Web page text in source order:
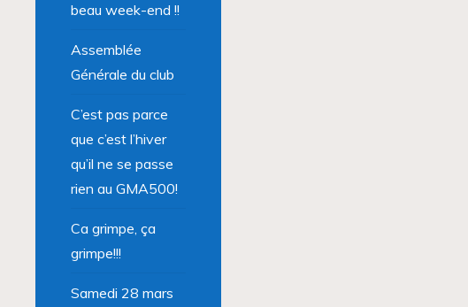
beau week-end !!
Assemblée
Générale du club
C’est pas parce
que c’est l’hiver
qu’il ne se passe
rien au GMA500!
Ca grimpe, ça
grimpe!!!
Samedi 28 mars